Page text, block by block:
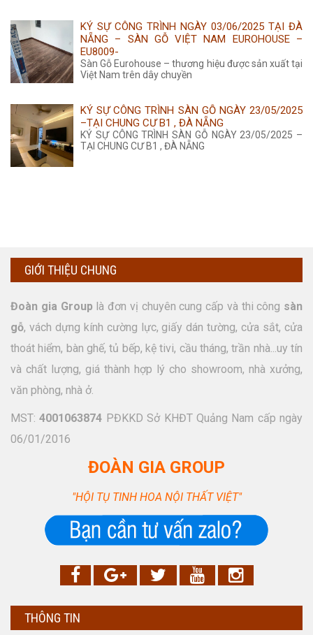
KÝ SỰ CÔNG TRÌNH NGÀY 03/06/2025 TẠI ĐÀ
NẴNG – SÀN GỖ VIỆT NAM EUROHOUSE –
EU8009-
Sàn Gỗ Eurohouse – thương hiệu được sản xuất tại
Việt Nam trên dây chuyền
KÝ SỰ CÔNG TRÌNH SÀN GỖ NGÀY 23/05/2025
–TẠI CHUNG CƯ B1 , ĐÀ NẴNG
KÝ SỰ CÔNG TRÌNH SÀN GỖ NGÀY 23/05/2025 –
TẠI CHUNG CƯ B1 , ĐÀ NẴNG
GIỚI THIỆU CHUNG
Đoàn gia Group là đơn vị chuyên cung cấp và thi công sàn
gỗ, vách dựng kính cường lực, giấy dán tường, cửa sắt, cửa
thoát hiểm, bàn ghế, tủ bếp, kệ tivi, cầu tháng, trần nhà...uy tín
và chất lượng, giá thành hợp lý cho showroom, nhà xưởng,
văn phòng, nhà ở.
MST:4001063874 PĐKKD Sở KHĐT Quảng Nam cấp ngày
06/01/2016
ĐOÀN GIA GROUP
"HỘI TỤ TINH HOA NỘI THẤT VIỆT"
THÔNG TIN